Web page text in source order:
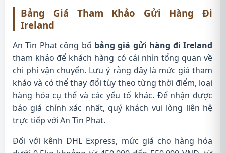
Bảng Giá Tham Khảo Gửi Hàng Đi
Ireland
An Tin Phat công bố bảng giá gửi hàng đi Ireland
tham khảo để khách hàng có cái nhìn tổng quan về
chi phí vận chuyển. Lưu ý rằng đây là mức giá tham
khảo và có thể thay đổi tùy theo từng thời điểm, loại
hàng hóa cụ thể và các yếu tố khác. Để nhận được
báo giá chính xác nhất, quý khách vui lòng liên hệ
trực tiếp với An Tin Phat.
Đối với kênh DHL Express, mức giá cho hàng hóa